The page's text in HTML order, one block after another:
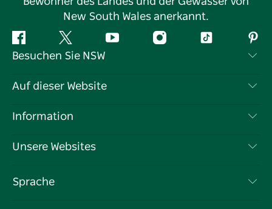
New South Wales anerkannt.
Facebook Twitter YouTube InstagramTikTok
Besuchen Sie NSW
Kontaktieren Sie uns
Cookie-Hinweis
Auf dieser Website
Reiseziele
Veranstaltungen
Information
Reiseinformationen
Unternehmen in NSW
Unsere Websites
Sprache